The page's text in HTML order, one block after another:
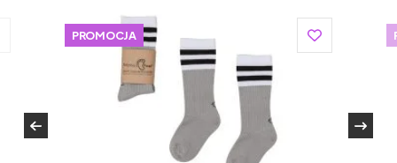
UL&KA to polska marka tworząca unikalne, ręcznie
robione akcesoria dla dzieci i mama, z naciskiem na
PROMOCJA